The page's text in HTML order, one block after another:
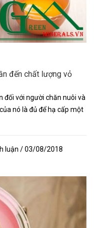
đến chất lượng vỏ
đối với người chăn nuôi và
nó là đủ để hạ cấp một
luận / 03/08/2018